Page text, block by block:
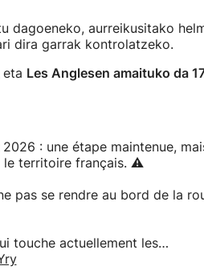
dagoeneko, aurreikusitako
dira garrak kontrolatzeko.
eta Les Anglesen amaituko da
: une étape maintenue,
le territoire français. ⚠️
pas se rendre au bord de la
touche actuellement les…